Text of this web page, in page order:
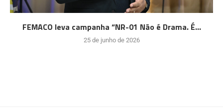
FEMACO leva campanha “NR-01 Não é Drama. É...
25 de junho de 2026